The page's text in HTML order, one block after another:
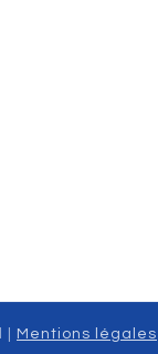
| Mentions légales